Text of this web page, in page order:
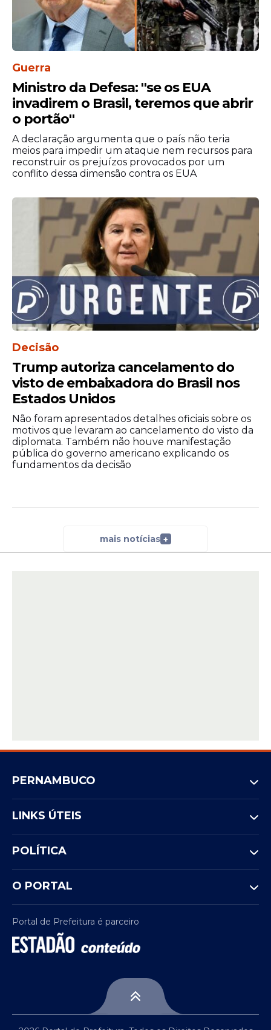
Guerra
Ministro da Defesa: ''se os EUA
invadirem o Brasil, teremos que abrir
o portão''
A declaração argumenta que o país não teria
meios para impedir um ataque nem recursos para
reconstruir os prejuízos provocados por um
conflito dessa dimensão contra os EUA
Decisão
Trump autoriza cancelamento do
visto de embaixadora do Brasil nos
Estados Unidos
Não foram apresentados detalhes oficiais sobre os
motivos que levaram ao cancelamento do visto da
diplomata. Também não houve manifestação
pública do governo americano explicando os
fundamentos da decisão
mais notícias +
PERNAMBUCO
LINKS ÚTEIS
POLÍTICA
O PORTAL
Portal de Prefeitura é parceiro